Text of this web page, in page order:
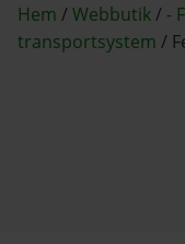
Hem /Webbutik/ -
transportsystem /